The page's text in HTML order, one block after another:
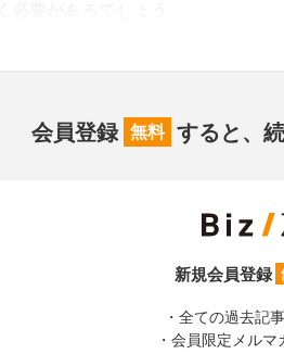
会員登録 無料 すると、
新規会員登録
・全ての過去記
・会員限定メル